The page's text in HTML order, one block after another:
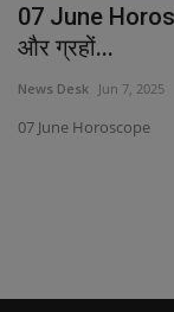
07 June
और ग्रहों...
News Desk Jun 7, 2025
07 June Horoscope